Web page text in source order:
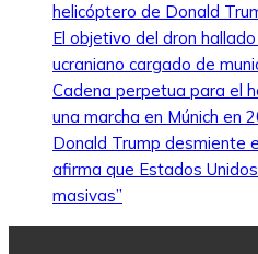
helicóptero de Donald
El objetivo del dron
ucraniano cargado de
Cadena perpetua para el
una marcha en Múnich en
Donald Trump desmiente
afirma que Estados
masivas”